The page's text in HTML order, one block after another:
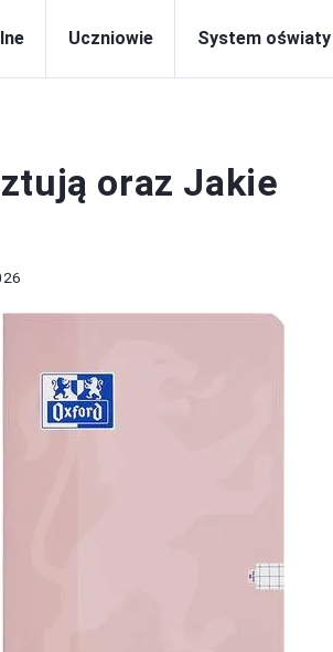
Uczniowie System oświaty
oraz Jakie